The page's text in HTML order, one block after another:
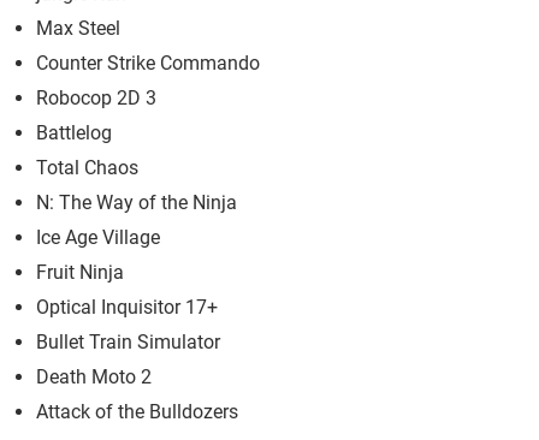
Max Steel
Counter Strike Commando
Robocop 2D 3
Battlelog
Total Chaos
N: The Way of the Ninja
Ice Age Village
Fruit Ninja
Optical Inquisitor 17+
Bullet Train Simulator
Death Moto 2
Attack of the Bulldozers